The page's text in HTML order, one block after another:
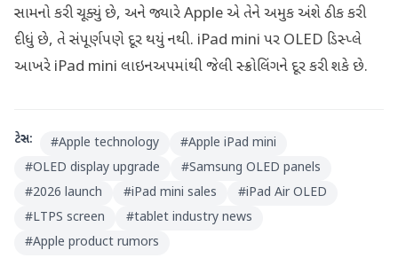
સામનો કરી ચૂક્યું છે, અને જ્યારે Apple એ તેને અમુક અંશે ઠીક કરી
દીધું છે, તે સંપૂર્ણપણે દૂર થયું નથી. iPad mini પર OLED ડિસ્પ્લે
આખરે iPad mini લાઇનઅપમાંથી જેલી સ્ક્રોલિંગને દૂર કરી શકે છે.
ટેગ્સ: #Apple technology #Apple iPad mini
#OLED display upgrade #Samsung OLED panels
#2026 launch #iPad mini sales #iPad Air OLED
#LTPS screen #tablet industry news
#Apple product rumors